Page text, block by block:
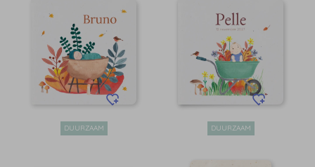
DUURZAAM DUURZAAM